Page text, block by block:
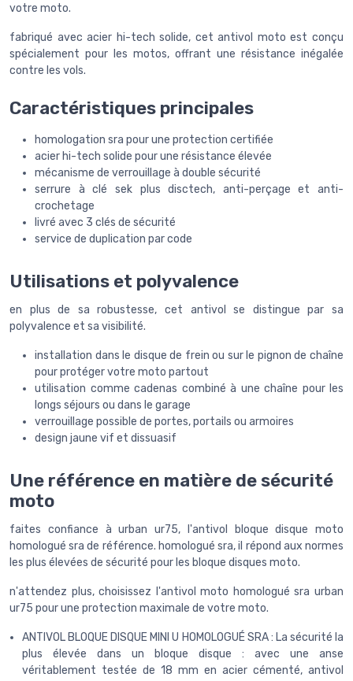
votre moto.
fabriqué avec acier hi-tech solide, cet antivol moto est conçu
spécialement pour les motos, offrant une résistance inégalée
contre les vols.
Caractéristiques principales
homologation sra pour une protection certifiée
acier hi-tech solide pour une résistance élevée
mécanisme de verrouillage à double sécurité
serrure à clé sek plus disctech, anti-perçage et anti-
crochetage
livré avec 3 clés de sécurité
service de duplication par code
Utilisations et polyvalence
en plus de sa robustesse, cet antivol se distingue par sa
polyvalence et sa visibilité.
installation dans le disque de frein ou sur le pignon de chaîne
pour protéger votre moto partout
utilisation comme cadenas combiné à une chaîne pour les
longs séjours ou dans le garage
verrouillage possible de portes, portails ou armoires
design jaune vif et dissuasif
Une référence en matière de sécurité
moto
faites confiance à urban ur75, l'antivol bloque disque moto
homologué sra de référence. homologué sra, il répond aux normes
les plus élevées de sécurité pour les bloque disques moto.
n'attendez plus, choisissez l'antivol moto homologué sra urban
ur75 pour une protection maximale de votre moto.
ANTIVOL BLOQUE DISQUE MINI U HOMOLOGUÉ SRA : La sécurité la
plus élevée dans un bloque disque : avec une anse
véritablement testée de 18 mm en acier cémenté, antivol